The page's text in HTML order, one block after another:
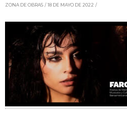
ZONA DE OBRAS 18 DE MAYO DE 2022